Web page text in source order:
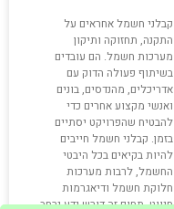
קבלני חשמל אחראים על
התקנה, תחזוקה ותיקון
מערכות חשמל. הם עובדים
בשיתוף פעולה הדוק עם
אדריכלים, מהנדסים, בונים
ואנשי מקצוע אחרים כדי
להבטיח שהפרויקט יסתיים
בזמן. קבלני חשמל חייבים
להיות בקיאים בכל היבטי
החשמל, לרבות מערכות
חלוקת חשמל ודיאגרמות
חיווט. תחום זה דורש ידע נרחב